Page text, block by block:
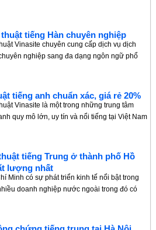
tiếng Hàn chuyên nghiệp
Vinasite chuyên cung cấp dịch vụ dịch
nghiệp sang đa dạng ngôn ngữ phổ
tiếng anh chuẩn xác, giá rẻ 20%
Vinasite là một trong những trung tâm
quy mô lớn, uy tín và nổi tiếng tại Việt Nam
tiếng Trung ở thành phố Hồ
lượng nhất
Minh có sự phát triển kinh tế nổi bật trong
doanh nghiệp nước ngoài trong đó có